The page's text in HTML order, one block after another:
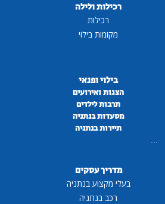
רכילות ולילה
רכילות
מקומות בילוי
בילוי ופנאי
הצגות ואירועים
תרבות לילדים
מסעדות בנתניה
תיירות בנתניה
מדריך עסקים
בעלי מקצוע בנתניה
רכב בנתניה